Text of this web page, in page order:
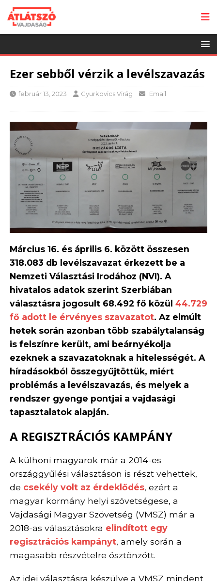
Ezer sebből vérzik a levélszavazás
február 13, 2023 Gyurkovics Virág Email
Március 16. és április 6. között összesen
318.083 db levélszavazat érkezett be a
Nemzeti Választási Irodához (NVI). A
hivatalos adatok szerint Szerbiában
választásra jogosult 68.492 fő közül 44.729
fő adott le érvényes szavazatot. Az elmúlt
hetek során azonban több szabálytalanság
is felszínre került, ami beárnyékolja
ezeknek a szavazatoknak a hitelességét. A
híradásokból összegyűjtöttük, miért
problémás a levélszavazás, és melyek a
rendszer gyenge pontjai a vajdasági
tapasztalatok alapján.
A REGISZTRÁCIÓS KAMPÁNY
A külhoni magyarok már a 2014-es
országgyűlési választáson is részt vehettek,
de csekély volt az érdeklődés, ezért a
magyar kormány helyi szövetségese, a
Vajdasági Magyar Szövetség (VMSZ) már a
2018-as választásokra elindított egy
regisztrációs kampányt, amely során a
magasabb részvételre ösztönzött.
Az idei választásra készülve a VMSZ mindent